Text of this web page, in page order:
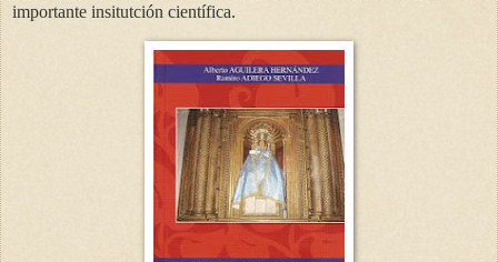
importante insitutción científica.